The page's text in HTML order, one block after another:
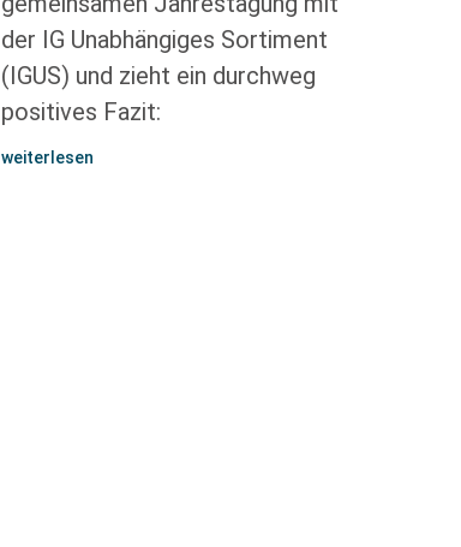
der IG Unabhängiges Sortiment
(IGUS) und zieht ein durchweg
positives Fazit:
weiterlesen